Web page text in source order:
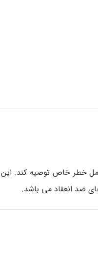
خطر خاص توصیه کند.
ضد انعقاد می باشد.